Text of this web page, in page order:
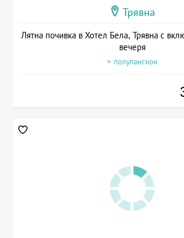
Трявна
Лятна почивка в Хотел Бела, Трявна с
вечеря
+ полупансион